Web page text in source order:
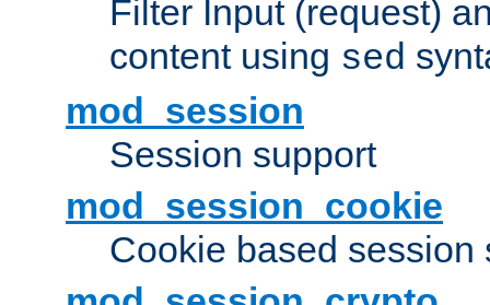
Filter Input (request)
content using sed
mod_session
Session support
mod_session_cookie
Cookie based session